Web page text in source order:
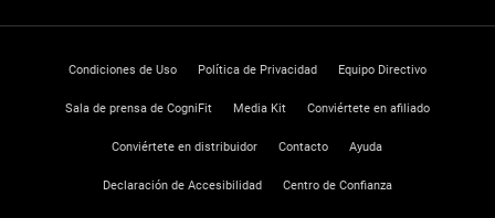
Condiciones de Uso Política de Privacidad Equipo Directivo
Sala de prensa de CogniFit Media Kit Conviértete en afiliado
Conviértete en distribuidor Contacto Ayuda
Declaración de Accesibilidad Centro de Confianza